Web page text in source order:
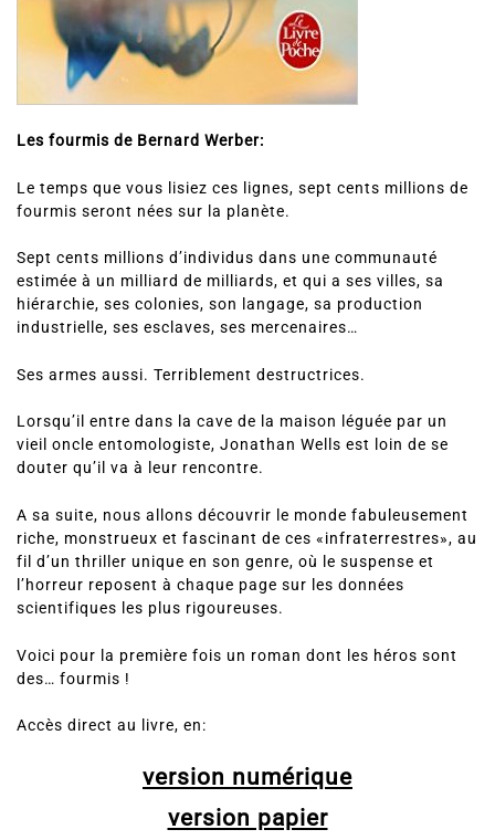
Les fourmis de Bernard Werber:
Le temps que vous lisiez ces lignes, sept cents millions de
fourmis seront nées sur la planète.
Sept cents millions d’individus dans une communauté
estimée à un milliard de milliards, et qui a ses villes, sa
hiérarchie, ses colonies, son langage, sa production
industrielle, ses esclaves, ses mercenaires…
Ses armes aussi. Terriblement destructrices.
Lorsqu’il entre dans la cave de la maison léguée par un
vieil oncle entomologiste, Jonathan Wells est loin de se
douter qu’il va à leur rencontre.
A sa suite, nous allons découvrir le monde fabuleusement
riche, monstrueux et fascinant de ces «infraterrestres», au
fil d’un thriller unique en son genre, où le suspense et
l’horreur reposent à chaque page sur les données
scientifiques les plus rigoureuses.
Voici pour la première fois un roman dont les héros sont
des… fourmis !
Accès direct au livre, en:
version numérique
version papier